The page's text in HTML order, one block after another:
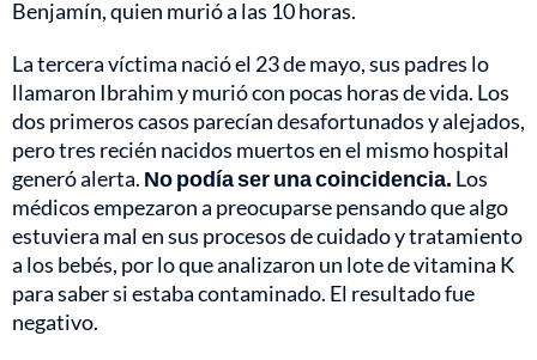
Benjamín, quien murió a las 10 horas.
La tercera víctima nació el 23 de mayo, sus padres lo
llamaron Ibrahim y murió con pocas horas de vida. Los
dos primeros casos parecían desafortunados y alejados,
pero tres recién nacidos muertos en el mismo hospital
generó alerta. No podía ser una coincidencia. Los
médicos empezaron a preocuparse pensando que algo
estuviera mal en sus procesos de cuidado y tratamiento
a los bebés, por lo que analizaron un lote de vitamina K
para saber si estaba contaminado. El resultado fue
negativo.